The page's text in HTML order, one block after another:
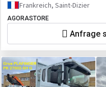
Frankreich, Saint-Dizier
AGORASTORE
Anfrage